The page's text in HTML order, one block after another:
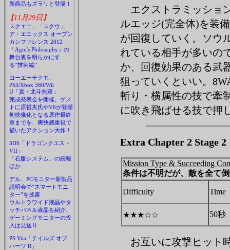
新商品もズラリと登場！
【11月29日】
スクエニ、「スクウェ
ア・エニックス オープン
カンファレンス 2012」
「Agni's Philosophy」の
舞台裏を明らかにす
る“技術編”
コーエーテクモ、
PS3/Xbox 360/Wii
U「真・北斗無双」
完成発表会を開催。ゲス
トに原哲夫氏やV6が登場
初映像化となる原作最終
章までを、爽快感重視で
描いたアクション大作！
3DS「ドラゴンクエスト
VII」
「石版システム」の続報
ほか
デル、PCモニター新製品
説明会で“スマートモニ
ター”を披露
ウルトラワイド液晶やタ
ッチパネル液晶を紹介、
ゲーミングモニターの投
入は見送り
PS Vita「テイルズ オブ
ハーツ R」
エクストラミッショ
ルエッジ(完全体)を装
が回復していく。ソウ
れている相手が多いの
か、回復効果のある武
狙っていくといい。
斬り・横属性の技で牽
に吹き飛ばせる技で押
Extra Chapter 2 Stage
Mission Type & Succeeding
条件は不明だが、敵を全て
Difficulty Time
★★★☆☆ 50秒
お互いに攻撃ヒット